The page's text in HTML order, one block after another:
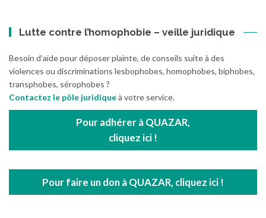
Lutte contre l’homophobie – veille juridique
Besoin d’aide pour déposer plainte, de conseils suite à des
violences ou discriminations lesbophobes, homophobes, biphobes,
transphobes, sérophobes ?
Contactez le pôle juridiqueà votre service.
Pour adhérer à QUAZAR,
cliquez ici !
Pour faire un don à QUAZAR, cliquez ici !